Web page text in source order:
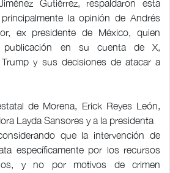
Gutiérrez, respaldaron esta
la opinión de Andrés
ex presidente de México, quien
publicación en su cuenta de X,
y sus decisiones de atacar a
de Morena, Erick Reyes León,
Layda Sansores y a la presidenta
que la intervención de
específicamente por los recursos
y no por motivos de crimen